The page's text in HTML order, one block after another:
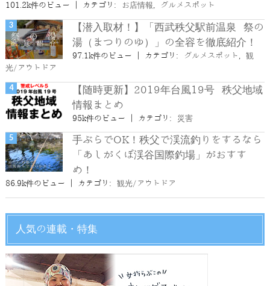
101.2k件のビュー カテゴリ: お店情報, グルメスポット
【潜入取材！】「西武秩父駅前温泉 祭の
湯（まつりのゆ）」の全容を徹底紹介！
97.1k件のビュー カテゴリ: グルメスポット , 観
光/アウトドア
【随時更新】2019年台風19号 秩父地域
情報まとめ
95k件のビュー カテゴリ: 災害
手ぶらでOK！秩父で渓流釣りをするなら
「あしがくぼ渓谷国際釣場」がおすす
め！
86.9k件のビュー カテゴリ: 観光/アウトドア
人気の連載・特集